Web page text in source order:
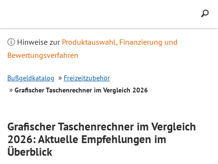
ⓘ Hinweise zur Produktauswahl, Finanzierung und
Bewertungsverfahren
Bußgeldkatalog
Freizeitzubehör
Grafischer Taschenrechner im Vergleich 2026
Grafischer Taschenrechner im Vergleich
2026: Aktuelle Empfehlungen im
Überblick